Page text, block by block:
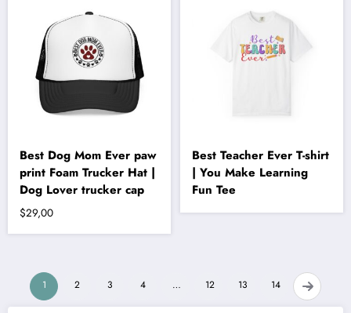
Seçenekler
sayfasından
seçilebilir
Best Dog Mom Ever paw
print Foam Trucker Hat |
Dog Lover trucker cap
$29,00
Best Teacher Ever T-shirt
| You Make Learning
Fun Tee
1 2 3 4 … 12 13 14 →